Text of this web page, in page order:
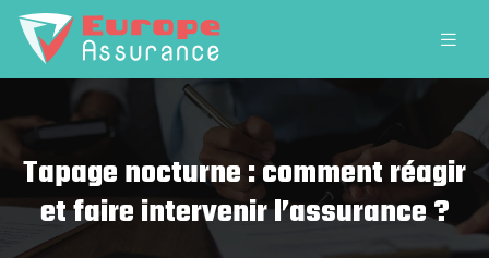
Tapage nocturne : comment réagir
et faire intervenir l’assurance ?